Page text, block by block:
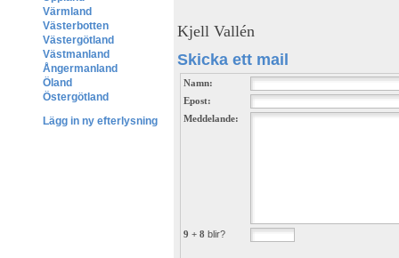
Värmland
Västerbotten
Västergötland
Västmanland
Ångermanland
Öland
Östergötland
Lägg in ny efterlysning
Kjell Vallén
Skicka ett mail
Namn:
Epost:
Meddelande:
9 + 8 blir?